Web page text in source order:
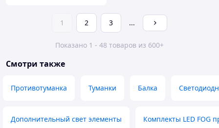
1 2 3 ...
Показано 1 - 48 товаров из 600+
Смотри также
Противотуманка Туманки Балка
Дополнительный свет элементы Комплекты LED FOG